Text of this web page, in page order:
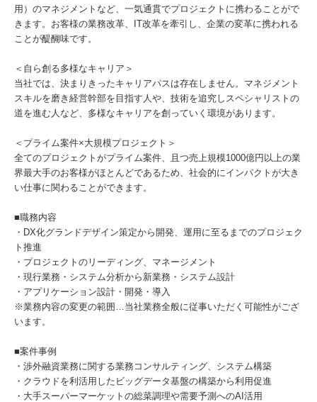
用）のマネジメントなど、一気通貫でプロジェクトに携わることがで
きます。お客様の業務改革、IT改革を牽引し、企業の変革に携われる
ことが醍醐味です。
＜自ら創る多様なキャリア＞
当社では、決まりきったキャリアパスは存在しません。マネジメント
スキルを磨き経営幹部を目指す人や、技術を追究しスペシャリストの
道を進む人など、多様なキャリアを創っていく環境があります。
＜プライム案件×大規模プロジェクト＞
全てのプロジェクトがプライム案件、且つ売上規模1000億円以上の業
界最大手のお客様がほとんどであるため、社会的にインパクトが大き
い仕事に関わることができます。
■職務内容
・DX化グランドデザイン策定から開発、運用に至るまでのプロジェク
ト推進
・プロジェクトのリーディング、マネージメント
・現行業務・システム分析から新業務・システム設計
・アプリケーション設計・開発・導入
※業務内容の変更の範囲…当社業務全般に従事いただく可能性がござ
います。
■案件事例
・渉外融資業務に関する業務コンサルティング、システム構築
・クラウドを利活用したビッグデータ基盤の構築から利用促進
・大手スーパーマーケットの総菜調理や需要予測へのAI活用